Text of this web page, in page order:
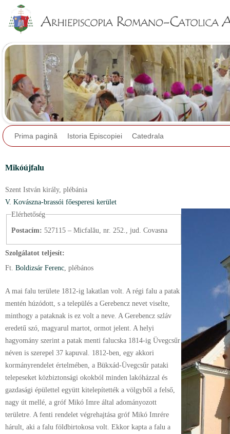
Prima pagină Istoria Episcopiei Catedrala
Mikóújfalu
Szent István király, plébánia
V. Kovászna-brassói főesperesi kerület
Elérhetőség
Postacím: 527115 – Micfalău, nr. 252., jud. Covasna
Szolgálatot teljesít:
Ft. Boldizsár Ferenc , plébános
A mai falu területe 1812-ig lakatlan volt. A régi falu a patak
mentén húzódott, s a település a Gerebencz nevet viselte,
minthogy a pataknak is ez volt a neve. A Gerebencz szláv
eredetű szó, magyarul martot, ormot jelent. A helyi
hagyomány szerint a patak menti falucska 1814-ig Üvegcsűr
néven is szerepel 37 kapuval. 1812-ben, egy akkori
kormányrendelet értelmében, a Bükxád-Üvegcsűr pataki
telepeseket közbiztonsági okokból minden lakóházzal és
gazdasági épülettel együtt kitelepítették a völgyből a felső,
nagy út mellé, a gróf Mikó Imre által adományozott
területre. A fenti rendelet végrehajtása gróf Mikó Imrére
hárult, aki a falu földbirtokosa volt. Ekkor kapta a falu a